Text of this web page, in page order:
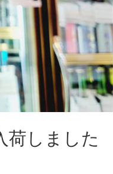
荷しました